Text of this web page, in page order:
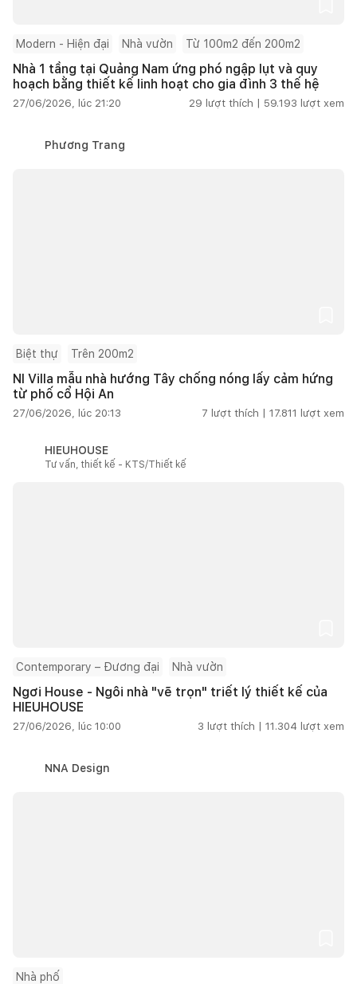
Modern - Hiện đại Nhà vườn Từ 100m2 đến 200m2
Nhà 1 tầng tại Quảng Nam ứng phó ngập lụt và quy
hoạch bằng thiết kế linh hoạt cho gia đình 3 thế hệ
27/06/2026, lúc 21:20 29 lượt thích | 59.193 lượt xem
Phương Trang
Biệt thự Trên 200m2
NI Villa mẫu nhà hướng Tây chống nóng lấy cảm hứng
từ phố cổ Hội An
27/06/2026, lúc 20:13 7 lượt thích | 17.811 lượt xem
HIEUHOUSE
Tư vấn, thiết kế - KTS/Thiết kế
Contemporary – Đương đại Nhà vườn
Ngơi House - Ngôi nhà "vẽ trọn" triết lý thiết kế của
HIEUHOUSE
27/06/2026, lúc 10:00 3 lượt thích | 11.304 lượt xem
NNA Design
Nhà phố